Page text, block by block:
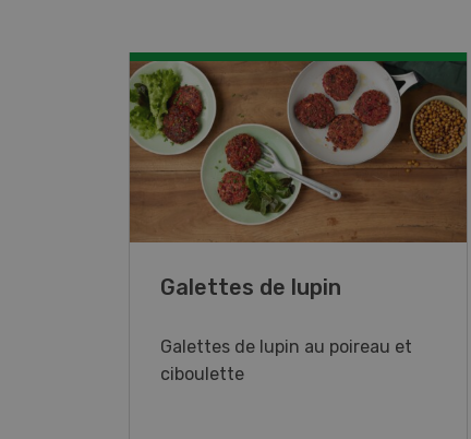
Galettes de lupin
Galettes de lupin au poireau et
ciboulette